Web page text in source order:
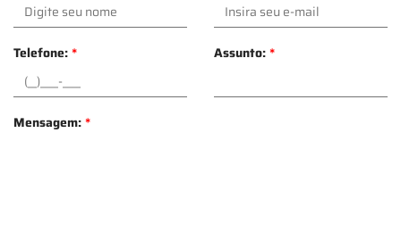
Telefone:* Assunto:*
Mensagem:*